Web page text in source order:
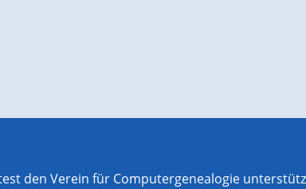
den Verein für Computergenealogie